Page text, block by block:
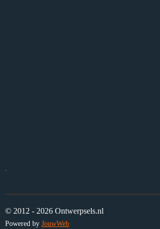
.
© 2012 - 2026 Ontwerpsels.nl
Powered by JouwWeb